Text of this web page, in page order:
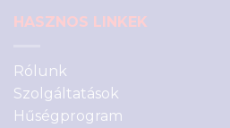
HASZNOS LINKEK
Rólunk
Szolgáltatások
Hűségprogram